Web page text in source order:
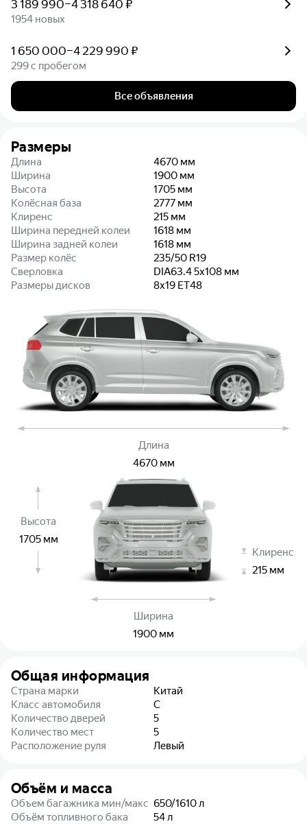
3 189 990–4 318 640 ₽
1954 новых
1 650 000–4 229 990 ₽
299 с пробегом
Все объявления
Размеры
Длина 4670 мм
Ширина
1900 мм
Высота
1705 мм
Колёсная база
2777 мм
Клиренс
215 мм
Ширина передней колеи
1618 мм
Ширина задней колеи
1618 мм
Размер колёс
235/50 R19
Сверловка
DIA63.4 5x108 мм
Размеры дисков
8x19 ET48
Высота
1705 мм
Клиренс
215 мм
Длина
4670 мм
Ширина
1900 мм
Общая информация
Страна марки
Китай
Класс автомобиля
C
Количество дверей
5
Количество мест
5
Расположение руля
Левый
Объём и масса
Объем багажника мин/макс 650/1610л
Объём топливного бака
54л